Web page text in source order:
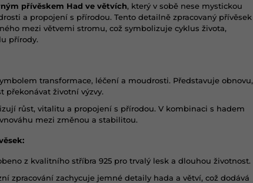
přívěskem Had ve větvích, který v sobě nese mystickou
a propojení s přírodou. Tento detailně zpracovaný přívěsek
mezi větvemi stromu, což symbolizuje cyklus života,
přírody.
transformace, léčení a moudrosti. Představuje obnovu,
překonávat životní výzvy.
růst, vitalitu a propojení s přírodou. V kombinaci s hadem
mezi změnou a stabilitou.
z kvalitního stříbra 925 pro trvalý lesk a dlouhou životnost.
zpracování zachycuje jemné detaily hada a větví, což dodává